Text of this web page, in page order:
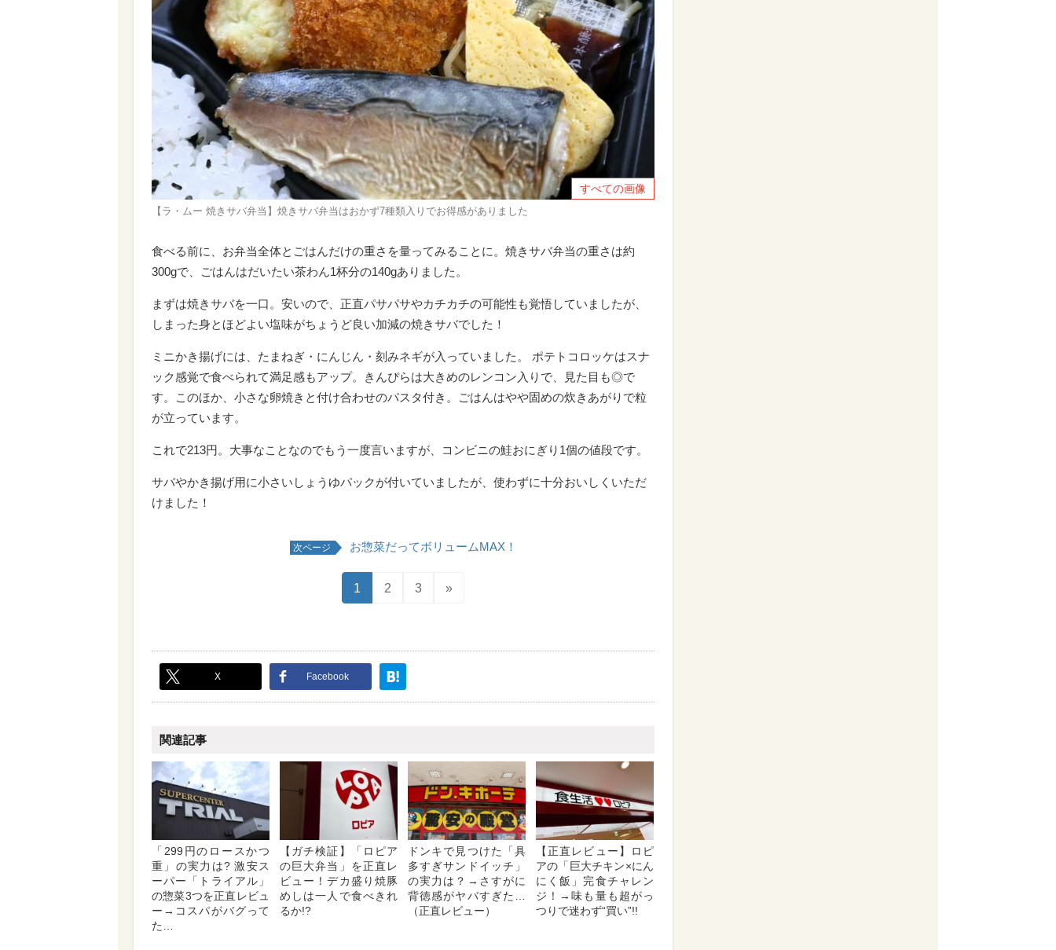
すべての画像
【ラ・ムー 焼きサバ弁当】焼きサバ弁当はおかず7種類入りでお得感がありました
食べる前に、お弁当全体とごはんだけの重さを量ってみることに。焼きサバ弁当の重さは約
300gで、ごはんはだいたい茶わん1杯分の140gありました。
まずは焼きサバを一口。安いので、正直パサパサやカチカチの可能性も覚悟していましたが、
しまった身とほどよい塩味がちょうど良い加減の焼きサバでした！
ミニかき揚げには、たまねぎ・にんじん・刻みネギが入っていました。 ポテトコロッケはスナ
ック感覚で食べられて満足感もアップ。きんぴらは大きめのレンコン入りで、見た目も◎で
す。このほか、小さな卵焼きと付け合わせのパスタ付き。ごはんはやや固めの炊きあがりで粒
が立っています。
これで213円。大事なことなのでもう一度言いますが、コンビニの鮭おにぎり1個の値段です。
サバやかき揚げ用に小さいしょうゆパックが付いていましたが、使わずに十分おいしくいただ
けました！
次ページ お惣菜だってボリュームMAX！
1 2 3 »
X Facebook
関連記事
「299円のロースかつ
重」の実力は? 激安ス
ーパー「トライアル」
の惣菜3つを正直レビュ
ー→コスパがバグって
た…
【ガチ検証】「ロピア
の巨大弁当」を正直レ
ビュー！デカ盛り焼豚
めしは一人で食べきれ
るか!?
ドンキで見つけた「具
多すぎサンドイッチ」
の実力は？→さすがに
背徳感がヤバすぎた…
（正直レビュー）
【正直レビュー】ロピ
アの「巨大チキン×にん
にく飯」完食チャレン
ジ！→味も量も超がっ
つりで迷わず“買い”!!